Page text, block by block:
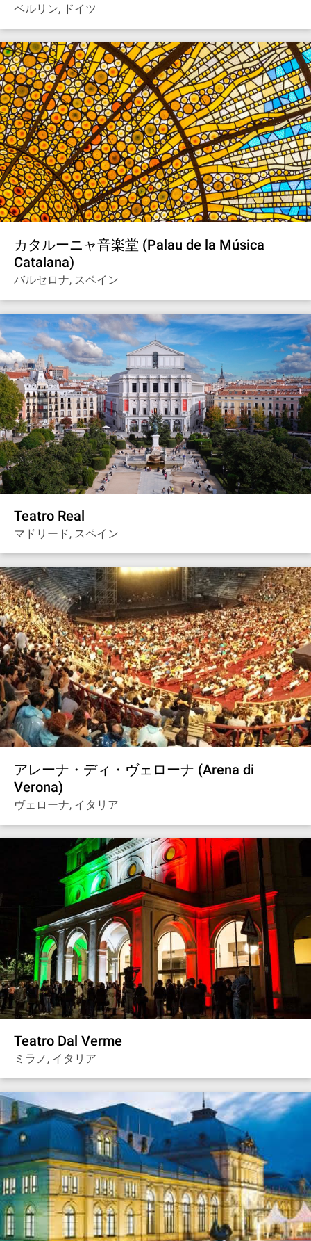
ベルリン, ドイツ
カタルーニャ音楽堂 (Palau de la Música
Catalana)
バルセロナ, スペイン
Teatro Real
マドリード, スペイン
アレーナ・ディ・ヴェローナ (Arena di
Verona)
ヴェローナ, イタリア
Teatro Dal Verme
ミラノ, イタリア